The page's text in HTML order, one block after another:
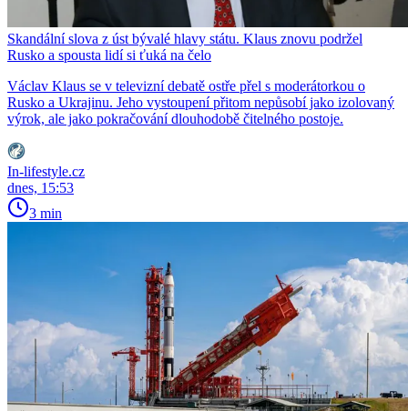
Skandální slova z úst bývalé hlavy státu. Klaus znovu podržel
Rusko a spousta lidí si ťuká na čelo
Václav Klaus se v televizní debatě ostře přel s moderátorkou o
Rusko a Ukrajinu. Jeho vystoupení přitom nepůsobí jako izolovaný
výrok, ale jako pokračování dlouhodobě čitelného postoje.
In-lifestyle.cz
dnes, 15:53
3 min